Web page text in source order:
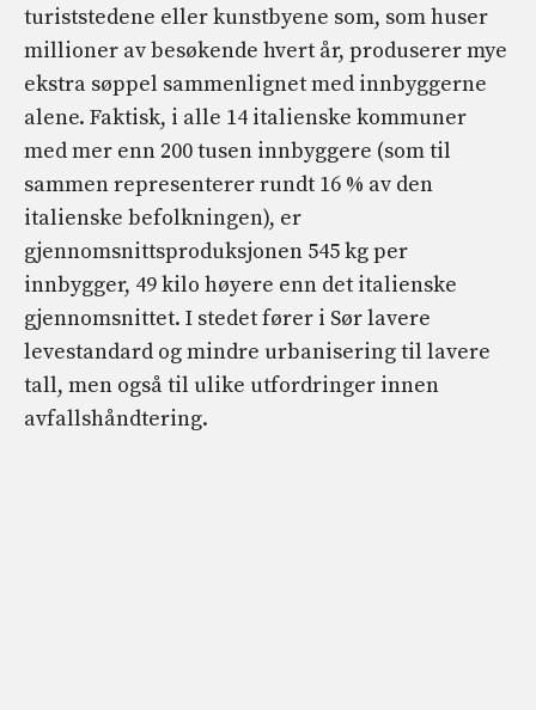
turiststedene eller kunstbyene som, som huser
millioner av besøkende hvert år, produserer mye
ekstra søppel sammenlignet med innbyggerne
alene. Faktisk, i alle 14 italienske kommuner
med mer enn 200 tusen innbyggere (som til
sammen representerer rundt 16 % av den
italienske befolkningen), er
gjennomsnittsproduksjonen 545 kg per
innbygger, 49 kilo høyere enn det italienske
gjennomsnittet. I stedet fører i Sør lavere
levestandard og mindre urbanisering til lavere
tall, men også til ulike utfordringer innen
avfallshåndtering.